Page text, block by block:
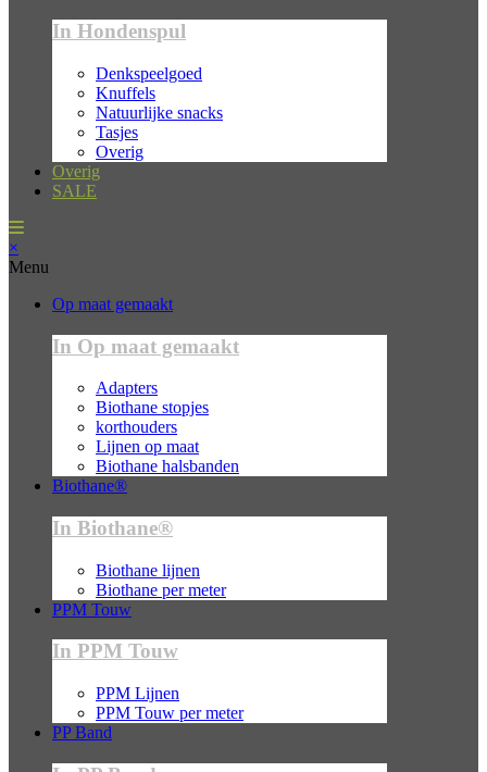
In Hondenspul
Denkspeelgoed
Knuffels
Natuurlijke snacks
Tasjes
Overig
Overig
SALE
×
Menu
Op maat gemaakt
In Op maat gemaakt
Adapters
Biothane stopjes
korthouders
Lijnen op maat
Biothane halsbanden
Biothane®
In Biothane®
Biothane lijnen
Biothane per meter
PPM Touw
In PPM Touw
PPM Lijnen
PPM Touw per meter
PP Band